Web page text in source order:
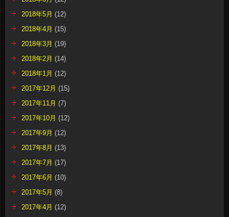
2018年5月 (12)
2018年4月 (15)
2018年3月 (19)
2018年2月 (14)
2018年1月 (12)
2017年12月 (15)
2017年11月 (7)
2017年10月 (12)
2017年9月 (12)
2017年8月 (13)
2017年7月 (17)
2017年6月 (10)
2017年5月 (8)
2017年4月 (12)